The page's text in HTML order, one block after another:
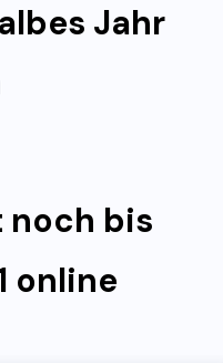
Jahr
noch bis
online